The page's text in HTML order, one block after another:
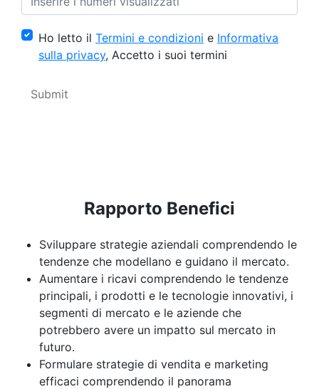
Ho letto il Termini e condizioni e Informativa
sulla privacy, Accetto i suoi termini
Rapporto Benefici
Sviluppare strategie aziendali comprendendo le
tendenze che modellano e guidano il mercato.
Aumentare i ricavi comprendendo le tendenze
principali, i prodotti e le tecnologie innovativi, i
segmenti di mercato e le aziende che
potrebbero avere un impatto sul mercato in
futuro.
Formulare strategie di vendita e marketing
efficaci comprendendo il panorama